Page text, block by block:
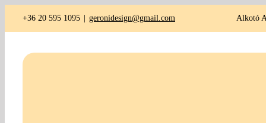
+36 20 595 1095 | geronidesign@gmail.com